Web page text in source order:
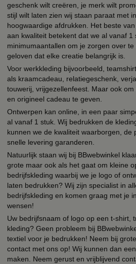
geschenk wilt creëren, je merk wilt
stijl wilt laten zien wij staan paraat met
hoogwaardige afdrukken. Het beste
aan kwaliteit betekent dat we al vanaf 1
minimumaantallen om je zorgen over
geloven dat elke creatie belangrijk is.
Voor werkkleding bijvoorbeeld,
als kraamcadeau, relatiegeschenk,
touwerij, vrijgezellenfeest. Maar ook
en origineel cadeau te geven.
Ontwerpen kan online, in een paar
al vanaf 1 stuk. Wij bedrukken de
kunnen we de kwaliteit waarborgen, de
snelle levering garanderen.
Natuurlijk staan wij bij BBwebwinkel
grote maar ook als het gaat om kleine
bedrijfskleding waarbij we je logo of
laten bedrukken? Wij zijn specialist in
bedrijfskleding en komen graag met je
wensen!
Uw bedrijfsnaam of logo op een t-shirt,
kleding? Geen probleem bij
textiel voor je bedrukken! Neem bij
contact met ons op! Wij kunnen dan
maken. Neem gerust en vrijblijvend